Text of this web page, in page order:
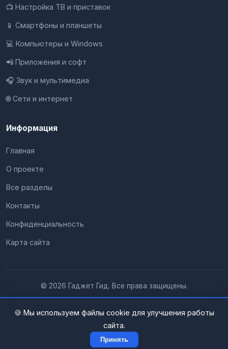
📺 Настройка ТВ и приставок
📱 Смартфоны и планшеты
💻 Компьютеры и Windows
📲 Приложения и софт
🎧 Звук и мультимедиа
🌐 Сети и интернет
Информация
Главная
О проекте
Все разделы
Контакты
Конфиденциальность
Карта сайта
© 2026 Гаджет Гид. Все права защищены.
🍪 Мы используем файлы cookie для улучшения работы
сайта.
Принять